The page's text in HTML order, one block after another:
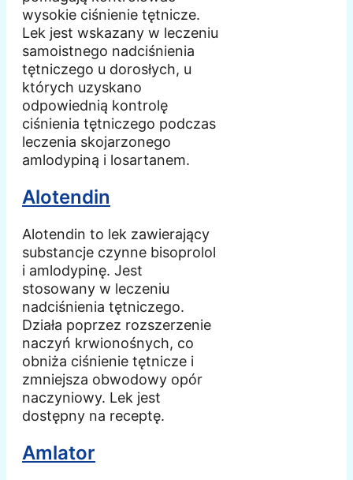
wysokie ciśnienie tętnicze.
Lek jest wskazany w leczeniu
samoistnego nadciśnienia
tętniczego u dorosłych, u
których uzyskano
odpowiednią kontrolę
ciśnienia tętniczego podczas
leczenia skojarzonego
amlodypiną i losartanem.
Alotendin
Alotendin to lek zawierający
substancje czynne bisoprolol
i amlodypinę. Jest
stosowany w leczeniu
nadciśnienia tętniczego.
Działa poprzez rozszerzenie
naczyń krwionośnych, co
obniża ciśnienie tętnicze i
zmniejsza obwodowy opór
naczyniowy. Lek jest
dostępny na receptę.
Amlator